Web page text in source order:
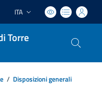
Lingua attiva:
ITA
Torre
/ Disposizioni generali